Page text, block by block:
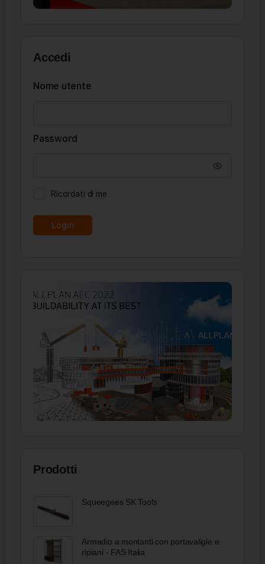
Accedi
Nome utente
Password
Ricordati di me
Prodotti
Squeegees SK Tools
Armadio a montanti con portavaligie e
ripiani - FAS Italia